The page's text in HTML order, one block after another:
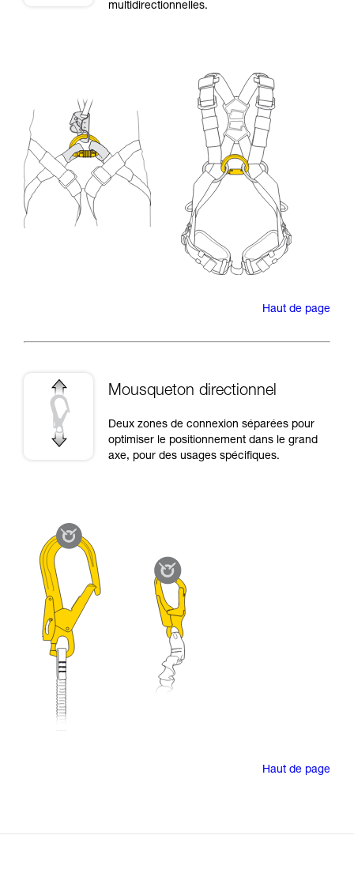
multidirectionnelles.
Haut de page
Mousqueton directionnel
Deux zones de connexion séparées pour
optimiser le positionnement dans le grand
axe, pour des usages spécifiques.
Haut de page